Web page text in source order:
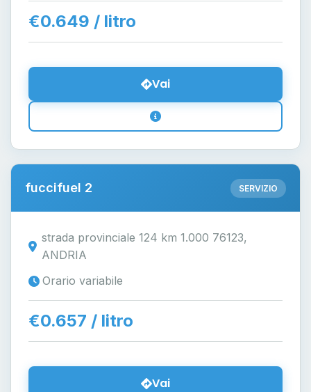
€0.649 / litro
Vai
fuccifuel 2 SERVIZIO
strada provinciale 124 km 1.000 76123,
ANDRIA
Orario variabile
€0.657 / litro
Vai